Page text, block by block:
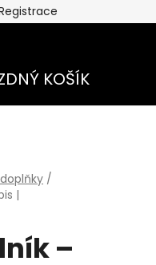
KOŠÍK
/
|
–